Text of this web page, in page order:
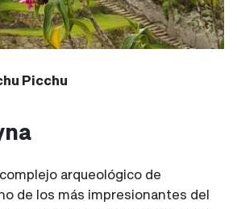
Picchu
arqueológico de
de los más impresionantes del